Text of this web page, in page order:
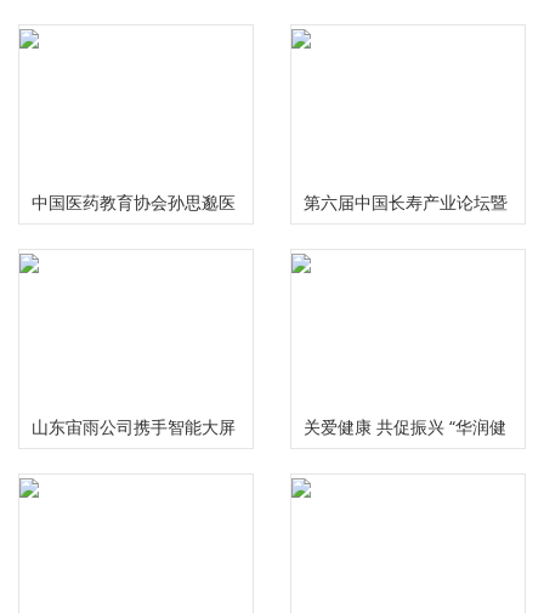
中国医药教育协会孙思邈医
德传承工作委员会大型义诊
第六届中国长寿产业论坛暨
慢性病食药研究中心启动仪
山东宙雨公司携手智能大屏
IPTV在2024年春晚给大家拜
关爱健康 共促振兴 “华润健
康乡村”公益项目三周年总